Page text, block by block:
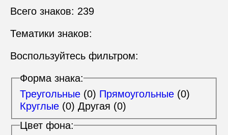
Всего знаков: 239
Тематики знаков:
Знаки приоритета
Предписывающие знаки
Знаки особых предписаний
Знаки сервиса
Знаки дополнительной информации
Воспользуйтесь фильтром:
Форма знака:
Треугольные (0) Прямоугольные (0)
Круглые (0) Другая (0)
Цвет фона: